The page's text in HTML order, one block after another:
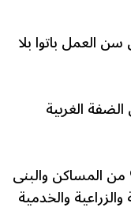
العمل باتوا بلا
الغربية
أن الحرب دمرت نحو 90% من المساكن والبنى
والخدمية